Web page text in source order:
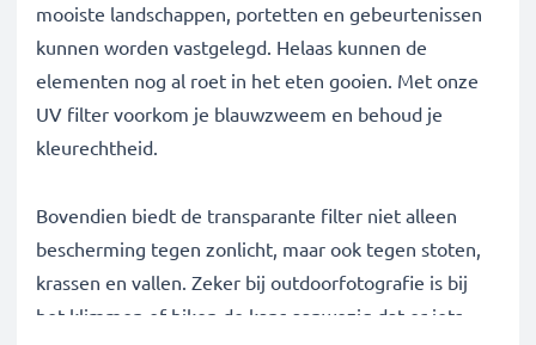
mooiste landschappen, portetten en gebeurtenissen
kunnen worden vastgelegd. Helaas kunnen de
elementen nog al roet in het eten gooien. Met onze
UV filter voorkom je blauwzweem en behoud je
kleurechtheid.
Bovendien biedt de transparante filter niet alleen
bescherming tegen zonlicht, maar ook tegen stoten,
krassen en vallen. Zeker bij outdoorfotografie is bij
het klimmen of hiken de kans aanwezig dat er iets